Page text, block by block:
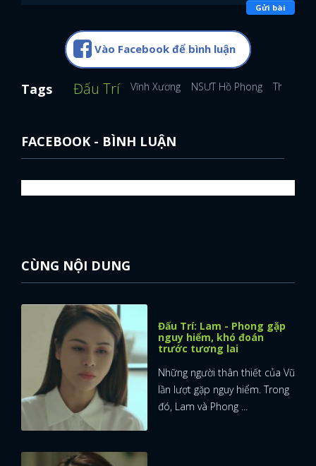
Gửi bài
Vào Facebook để bình luận
Tags Đấu Trí Vĩnh Xương NSƯT Hồ Phong Thanh
FACEBOOK - BÌNH LUẬN
CÙNG NỘI DUNG
Đấu Trí: Lam - Phong gặp
nguy hiểm, khó đoán
trước tương lai
Những người thân thiết của Vũ
lần lượt gặp nguy hiểm. Trong
đó, Lam và Phong ...